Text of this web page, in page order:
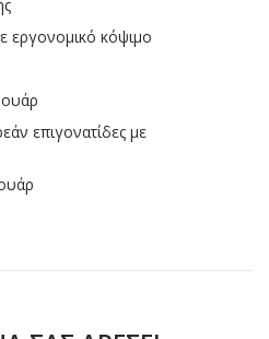
εργονομικό κόψιμο
επιγονατίδες με